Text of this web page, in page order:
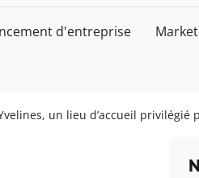
d'entreprise
un lieu d’accueil